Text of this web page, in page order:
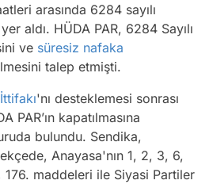
arasında 6284 sayılı
aldı. HÜDA PAR, 6284 Sayılı
ve süresiz nafaka
talep etmişti.
'nı desteklemesi sonrası
PAR’ın kapatılmasına
bulundu. Sendika,
Anayasa'nın 1, 2, 3, 6,
176. maddeleri ile Siyasi Partiler
Video